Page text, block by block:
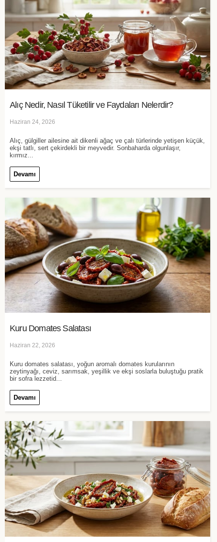
Alıç Nedir, Nasıl Tüketilir ve Faydaları Nelerdir?
Haziran 24, 2026
Alıç, gülgiller ailesine ait dikenli ağaç ve çalı türlerinde yetişen küçük,
ekşi tatlı, sert çekirdekli bir meyvedir. Sonbaharda olgunlaşır,
kırmız...
Devamı
Kuru Domates Salatası
Haziran 22, 2026
Kuru domates salatası, yoğun aromalı domates kurularının
zeytinyağı, ceviz, sarımsak, yeşillik ve ekşi soslarla buluştuğu pratik
bir sofra lezzetid...
Devamı